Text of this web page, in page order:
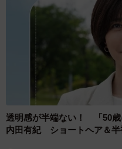
透明感が半端ない！ 「50歳
内田有紀 ショートヘア＆